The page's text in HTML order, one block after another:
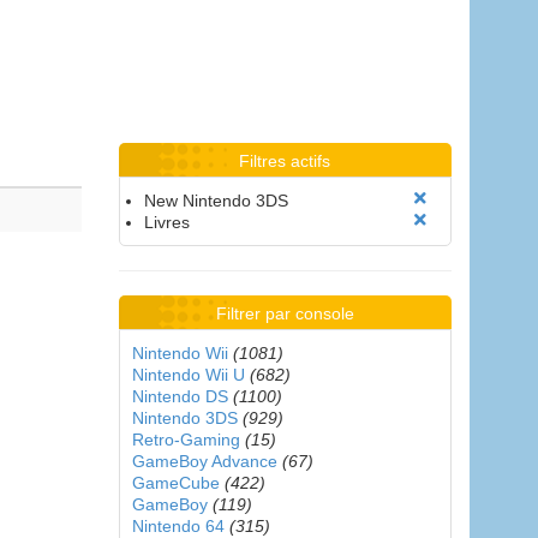
Filtres actifs
New Nintendo 3DS
Livres
Filtrer par console
Nintendo Wii (1081)
Nintendo Wii U (682)
Nintendo DS (1100)
Nintendo 3DS (929)
Retro-Gaming (15)
GameBoy Advance (67)
GameCube (422)
GameBoy (119)
Nintendo 64 (315)